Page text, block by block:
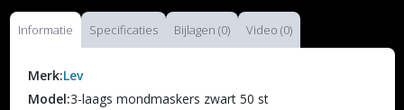
Informatie Specificaties Bijlagen (0) Video (0)
Merk:Lev
Model:3-laags mondmaskers zwart 50 st